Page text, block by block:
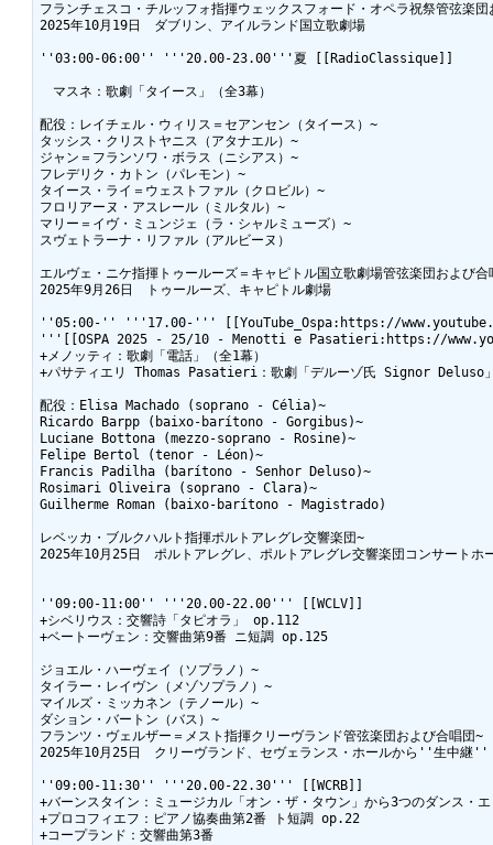
フランチェスコ・チルッフォ指揮ウェックスフォード・オペラ祝祭管弦楽団
2025年10月19日　ダブリン、アイルランド国立歌劇場
''03:00-06:00'' '''20.00-23.00'''夏 [[RadioClassique]]
マスネ：歌劇「タイース」（全3幕）
配役：レイチェル・ウィリス＝セアンセン（タイース）~
タッシス・クリストヤニス（アタナエル）~
ジャン＝フランソワ・ボラス（ニシアス）~
フレデリク・カトン（パレモン）~
タイース・ライ＝ウェストファル（クロビル）~
フロリアーヌ・アスレール（ミルタル）~
マリー＝イヴ・ミュンジェ（ラ・シャルミューズ）~
スヴェトラーナ・リファル（アルビーヌ）
エルヴェ・ニケ指揮トゥールーズ＝キャピトル国立歌劇場管弦楽団および合
2025年9月26日　トゥールーズ、キャピトル劇場
''05:00-'' '''17.00-''' [[YouTube_Ospa:https://
'''[[OSPA 2025 - 25/10 - Menotti e Pasatieri:https://
+メノッティ：歌劇「電話」（全1幕）
+パサティエリ Thomas Pasatieri：歌劇「デルーゾ氏 Signor Deluso
配役：Elisa Machado (soprano - Célia)~
Ricardo Barpp (baixo-barítono - Gorgibus)~
Luciane Bottona (mezzo-soprano - Rosine)~
Felipe Bertol (tenor - Léon)~
Francis Padilha (barítono - Senhor Deluso)~
Rosimari Oliveira (soprano - Clara)~
Guilherme Roman (baixo-barítono - Magistrado)
レベッカ・ブルクハルト指揮ポルトアレグレ交響楽団~
2025年10月25日　ポルトアレグレ、ポルトアレグレ交響楽団コンサート
''09:00-11:00'' '''20.00-22.00''' [[WCLV]]
+シベリウス：交響詩「タピオラ」 op.112
+ベートーヴェン：交響曲第9番 ニ短調 op.125
ジョエル・ハーヴェイ（ソプラノ）~
タイラー・レイヴン（メゾソプラノ）~
マイルズ・ミッカネン（テノール）~
ダション・バートン（バス）~
フランツ・ヴェルザー＝メスト指揮クリーヴランド管弦楽団および合唱団~
2025年10月25日　クリーヴランド、セヴェランス・ホールから''生中継''
''09:00-11:30'' '''20.00-22.30''' [[WCRB]]
+バーンスタイン：ミュージカル「オン・ザ・タウン」から3つのダンス・
+プロコフィエフ：ピアノ協奏曲第2番 ト短調 op.22
+コープランド：交響曲第3番